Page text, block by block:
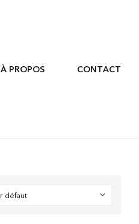
À PROPOS CONTACT